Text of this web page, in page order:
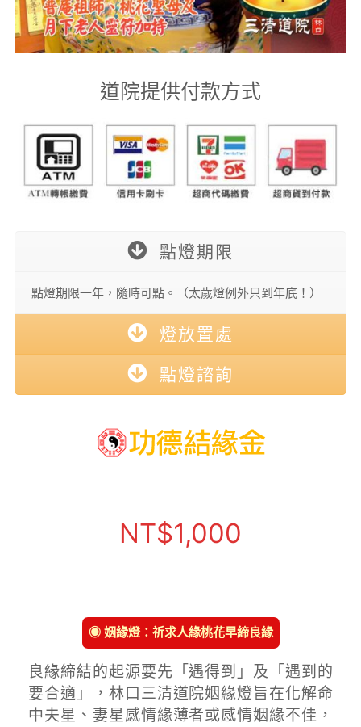
道院提供付款方式
點燈期限
點燈期限一年，隨時可點。（太歲燈例外只到年㡳！）
燈放置處
點燈諮詢
NT$1,000
◉ 姻緣燈：祈求人緣桃花早締良緣
良緣締結的起源要先「遇得到」及「遇到的
要合適」，林口三清道院姻緣燈旨在化解命
中夫星、妻星感情緣薄者或感情姻緣不佳，